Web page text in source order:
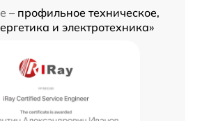
– профильное техническое,
и электротехника»